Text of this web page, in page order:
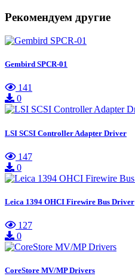
Рекомендуем другие
Gembird SPCR-01
141
0
LSI SCSI Controller Adapter Driver
147
0
Leica 1394 OHCI Firewire Bus Driver
127
0
CoreStore MV/MP Drivers